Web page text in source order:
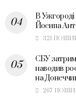
В Ужгороді
Йосипа
321
СБУ
наводив
на
267